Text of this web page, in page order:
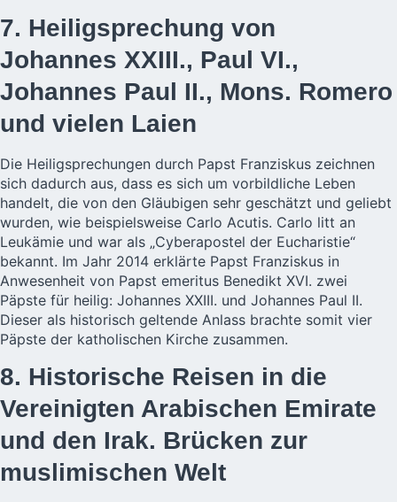
7. Heiligsprechung von
Johannes XXIII., Paul VI.,
Johannes Paul II., Mons. Romero
und vielen Laien
Die Heiligsprechungen durch Papst Franziskus zeichnen
sich dadurch aus, dass es sich um vorbildliche Leben
handelt, die von den Gläubigen sehr geschätzt und geliebt
wurden, wie beispielsweise Carlo Acutis. Carlo litt an
Leukämie und war als „Cyberapostel der Eucharistie“
bekannt. Im Jahr 2014 erklärte Papst Franziskus in
Anwesenheit von Papst emeritus Benedikt XVI. zwei
Päpste für heilig: Johannes XXIII. und Johannes Paul II.
Dieser als historisch geltende Anlass brachte somit vier
Päpste der katholischen Kirche zusammen.
8. Historische Reisen in die
Vereinigten Arabischen Emirate
und den Irak. Brücken zur
muslimischen Welt